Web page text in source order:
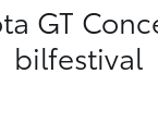
GT
bilfestival